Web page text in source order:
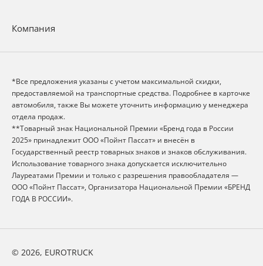
Компания
*Все предложения указаны с учетом максимальной скидки,
предоставляемой на транспортные средства. Подробнее в карточке
автомобиля, также Вы можете уточнить информацию у менеджера
отдела продаж.
**Товарный знак Национальной Премии «Бренд года в России
2025» принадлежит ООО «Пойнт Пассат» и внесён в
Государственный реестр товарных знаков и знаков обслуживания.
Использование товарного знака допускается исключительно
Лауреатами Премии и только с разрешения правообладателя —
ООО «Пойнт Пассат», Организатора Национальной Премии «БРЕНД
ГОДА В РОССИИ».
© 2026, EUROTRUCK